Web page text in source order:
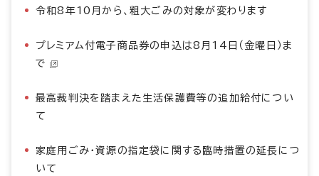
令和8年10月から、粗大ごみの対象が変わります
プレミアム付電子商品券の申込は8月14日（金曜日）ま
で
最高裁判決を踏まえた生活保護費等の追加給付につい
て
家庭用ごみ・資源の指定袋に関する臨時措置の延長につ
いて